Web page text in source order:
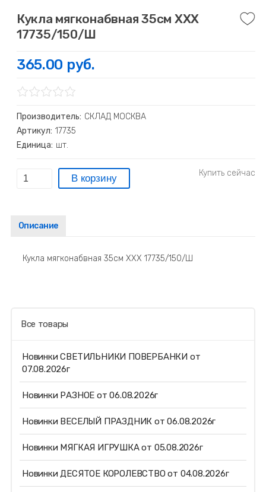
Кукла мягконабвная 35см ХХХ
17735/150/Ш
365.00 руб.
Производитель: СКЛАД МОСКВА
Артикул: 17735
Единица: шт.
Описание
Кукла мягконабвная 35см ХХХ 17735/150/Ш
Все товары
Новинки СВЕТИЛЬНИКИ ПОВЕРБАНКИ от
07.08.2026г
Новинки РАЗНОЕ от 06.08.2026г
Новинки ВЕСЕЛЫЙ ПРАЗДНИК от 06.08.2026г
Новинки МЯГКАЯ ИГРУШКА от 05.08.2026г
Новинки ДЕСЯТОЕ КОРОЛЕВСТВО от 04.08.2026г